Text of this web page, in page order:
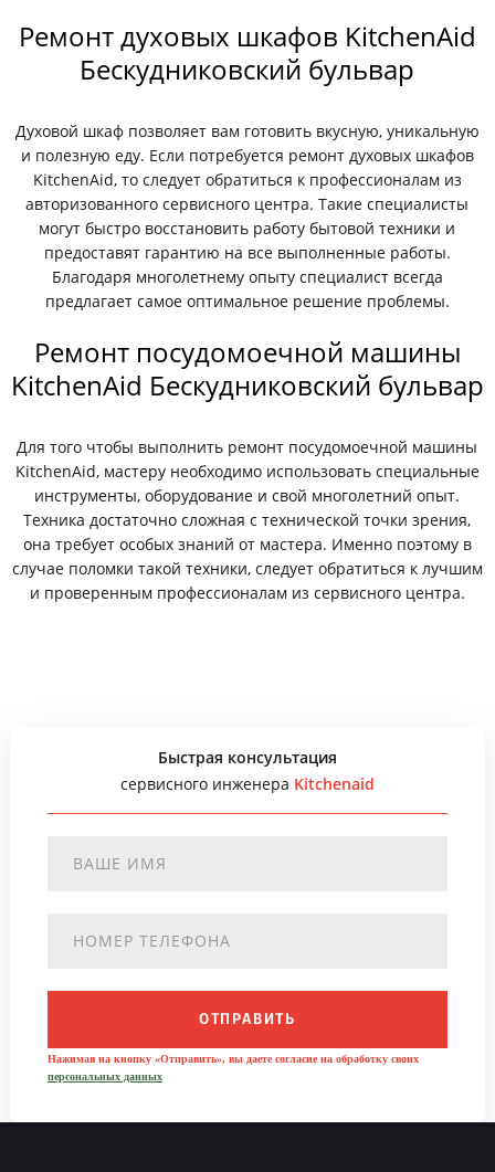
Ремонт духовых шкафов KitchenAid
Бескудниковский бульвар
Духовой шкаф позволяет вам готовить вкусную, уникальную
и полезную еду. Если потребуется ремонт духовых шкафов
KitchenAid, то следует обратиться к профессионалам из
авторизованного сервисного центра. Такие специалисты
могут быстро восстановить работу бытовой техники и
предоставят гарантию на все выполненные работы.
Благодаря многолетнему опыту специалист всегда
предлагает самое оптимальное решение проблемы.
Ремонт посудомоечной машины
KitchenAid Бескудниковский бульвар
Для того чтобы выполнить ремонт посудомоечной машины
KitchenAid, мастеру необходимо использовать специальные
инструменты, оборудование и свой многолетний опыт.
Техника достаточно сложная с технической точки зрения,
она требует особых знаний от мастера. Именно поэтому в
случае поломки такой техники, следует обратиться к лучшим
и проверенным профессионалам из сервисного центра.
Быстрая консультация
сервисного инженера Kitchenaid
ОТПРАВИТЬ
Нажимая на кнопку «Отправить», вы даете согласие на обработку своих
персональных данных